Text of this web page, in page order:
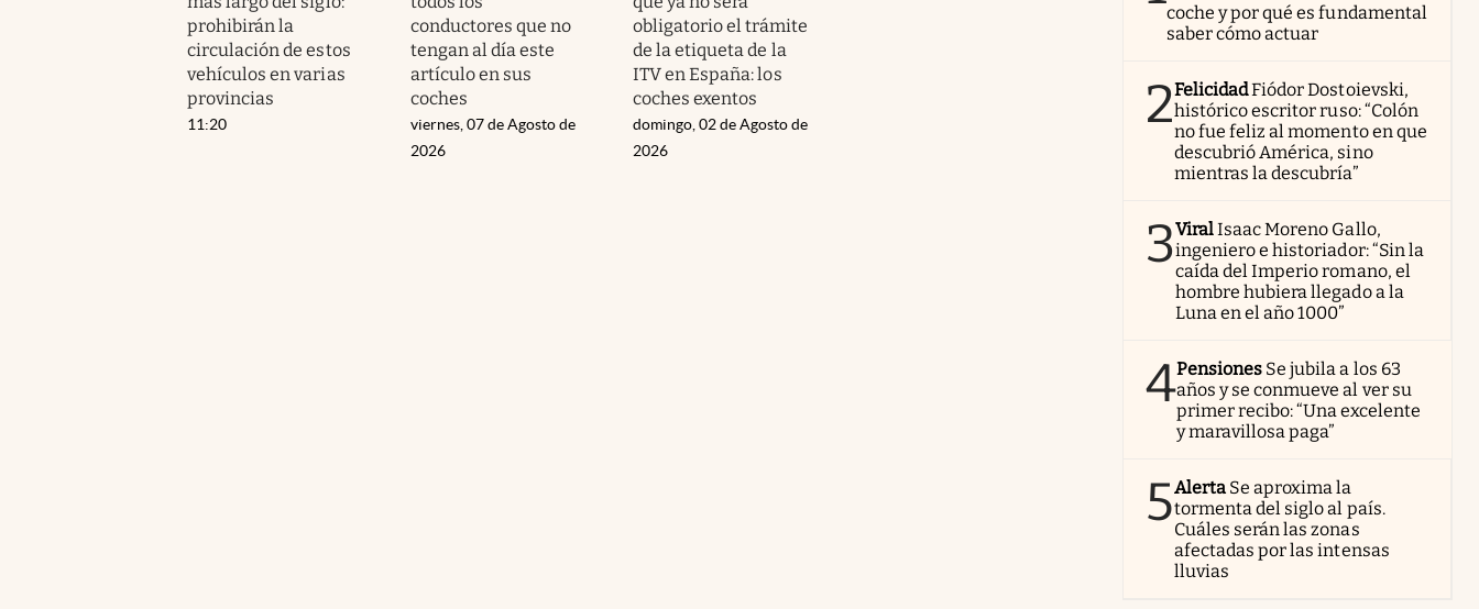
prohibirán la
circulación de estos
vehículos en varias
provincias
11:20
conductores que no
tengan al día este
artículo en sus
coches
viernes, 07 de Agosto de
2026
obligatorio el trámite
de la etiqueta de la
ITV en España: los
coches exentos
domingo, 02 de Agosto de
2026
coche y por qué es fundamental
saber cómo actuar
2FelicidadFiódor Dostoievski,
histórico escritor ruso: “Colón
no fue feliz al momento en que
descubrió América, sino
mientras la descubría”
3ViralIsaac Moreno Gallo,
ingeniero e historiador: “Sin la
caída del Imperio romano, el
hombre hubiera llegado a la
Luna en el año 1000”
4Pensiones Se jubila a los 63
años y se conmueve al ver su
primer recibo: “Una excelente
y maravillosa paga”
5Alerta Se aproxima la
tormenta del siglo al país.
Cuáles serán las zonas
afectadas por las intensas
lluvias